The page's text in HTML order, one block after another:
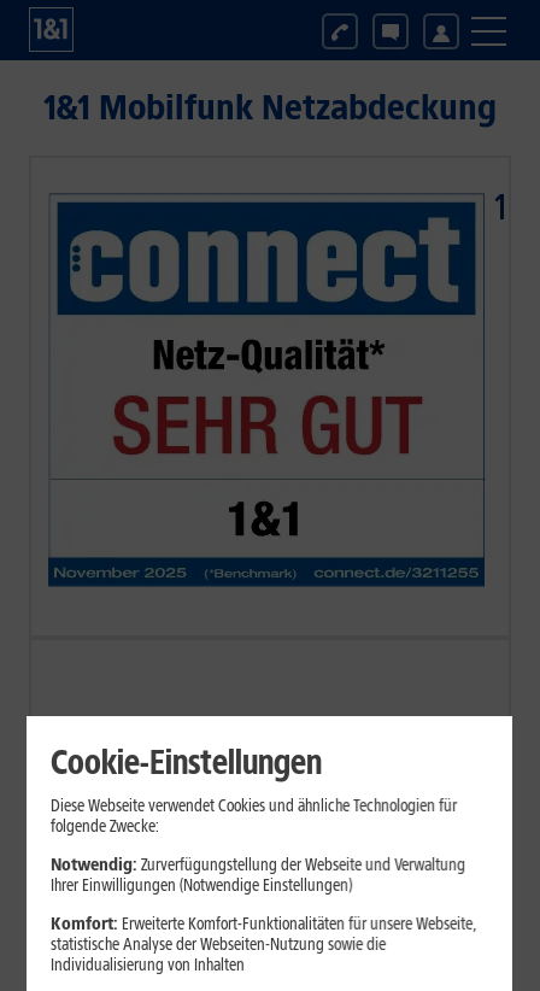
1&1 Mobilfunk Netzabdeckung
Cookie-Einstellungen
Diese Webseite verwendet Cookies und ähnliche Technologien für
folgende Zwecke:
Notwendig: Zurverfügungstellung der Webseite und Verwaltung
Ihrer Einwilligungen (Notwendige Einstellungen)
Komfort: Erweiterte Komfort-Funktionalitäten für unsere Webseite,
statistische Analyse der Webseiten-Nutzung sowie die
Individualisierung von Inhalten